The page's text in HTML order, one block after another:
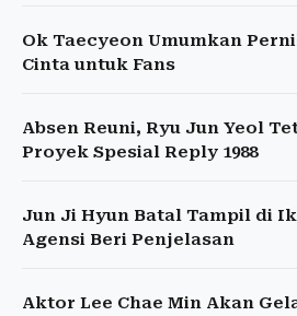
Ok Taecyeon Umumkan
Cinta untuk Fans
Absen Reuni, Ryu Jun Yeol
Proyek Spesial Reply 1988
Jun Ji Hyun Batal Tampil di
Agensi Beri Penjelasan
Aktor Lee Chae Min Akan